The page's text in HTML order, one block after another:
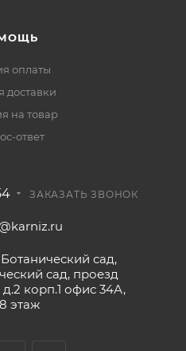
оплаты
доставки
на товар
ответ
ЗАКАЗАТЬ ЗВОНОК
сад,
сад, проезд
корп.1 офис 34А,
8 этаж